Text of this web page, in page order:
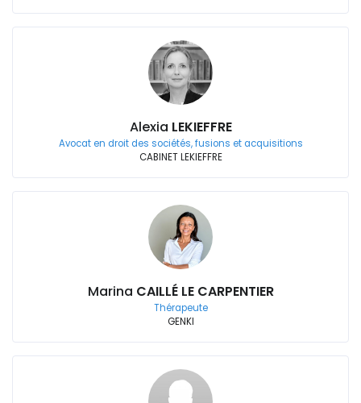
Alexia LEKIEFFRE
Avocat en droit des sociétés, fusions et acquisitions
CABINET LEKIEFFRE
Marina CAILLÉ LE CARPENTIER
Thérapeute
GENKI